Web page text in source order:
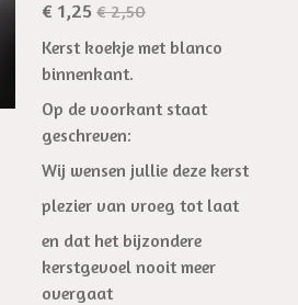
€ 1,25 € 2,50
Kerst koekje met blanco
binnenkant.
Op de voorkant staat
geschreven:
Wij wensen jullie deze kerst
plezier van vroeg tot laat
en dat het bijzondere
kerstgevoel nooit meer
overgaat